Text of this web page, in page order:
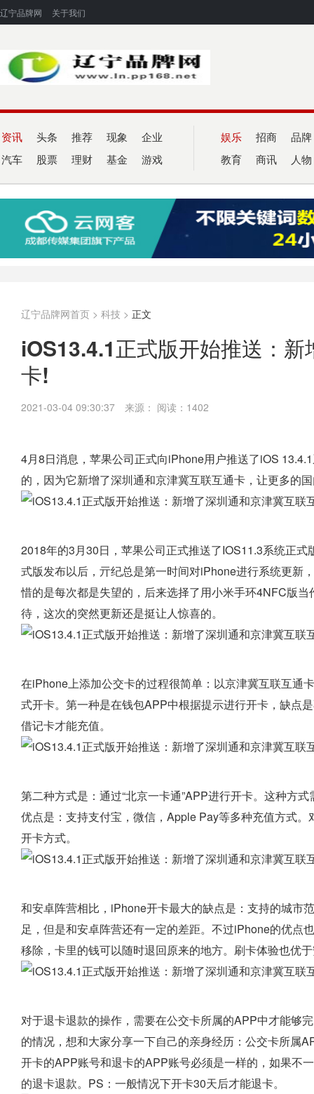
辽宁品牌网 关于我们
资讯 头条 推荐 现象 企业
汽车 股票 理财 基金 游戏
娱乐 招商 品牌
教育 商讯 人物
辽宁品牌网首页 > 科技 > 正文
iOS13.4.1正式版开始推送：
卡!
2021-03-04 09:30:37 来源： 阅读：1402
4月8日消息，苹果公司正式向iPhone用户推送了iOS
的，因为它新增了深圳通和京津冀互联互通卡，让更多的
2018年的3月30日，苹果公司正式推送了IOS11.3系统正
式版发布以后，亓纪总是第一时间对iPhone进行系统更新
惜的是每次都是失望的，后来选择了用小米手环4NFC版
待，这次的突然更新还是挺让人惊喜的。
在iPhone上添加公交卡的过程很简单：以京津冀互联互通
式开卡。第一种是在钱包APP中根据提示进行开卡，缺点
借记卡才能充值。
第二种方式是：通过“北京一卡通”APP进行开卡。这种方
优点是：支持支付宝，微信，Apple Pay等多种充值方式
开卡方式。
和安卓阵营相比，iPhone开卡最大的缺点是：支持的城市
足，但是和安卓阵营还有一定的差距。不过iPhone的优点
移除，卡里的钱可以随时退回原来的地方。刷卡体验也优
对于退卡退款的操作，需要在公交卡所属的APP中才能够
的情况，想和大家分享一下自己的亲身经历：公交卡所属
开卡的APP账号和退卡的APP账号必须是一样的，如果不
的退卡退款。PS：一般情况下开卡30天后才能退卡。